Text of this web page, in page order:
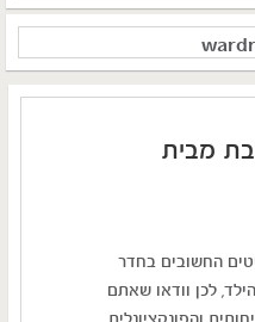
מבית
החשובים בחדר
לכן וודאו שאתם